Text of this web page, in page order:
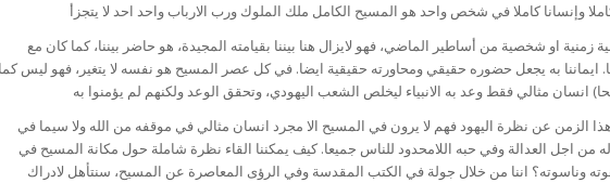
او شخصية من أساطير الماضي، فهو لايزال هنا بيننا بقيامته المجيدة، هو حاضر بيننا، كما كان مع
ايماننا به يجعل حضوره حقيقي ومحاورته حقيقية ايضا. في كل عصر المسيح هو نفسه لا يتغير، فهو ليس كما
الزمن عن نظرة اليهود فهم لا يرون في المسيح الا مجرد انسان مثالي في موقفه من الله ولا سيما في
من اجل العدالة وفي حبه اللامحدود للناس جميعا. كيف يمكننا القاء نظرة شاملة حول مكانة المسيح في
وناسوته؟ اننا من خلال جولة في الكتب المقدسة وفي الرؤى المعاصرة عن المسيح، سنتأهل لادراك